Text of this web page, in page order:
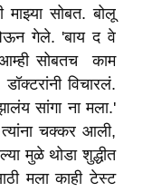
सोबत. बोलू
गेले. 'बाय द वे
सोबतच काम
विचारलं.
सांगा ना मला.'
चक्कर आली,
मुळे थोडा शुद्धीत
मला काही टेस्ट